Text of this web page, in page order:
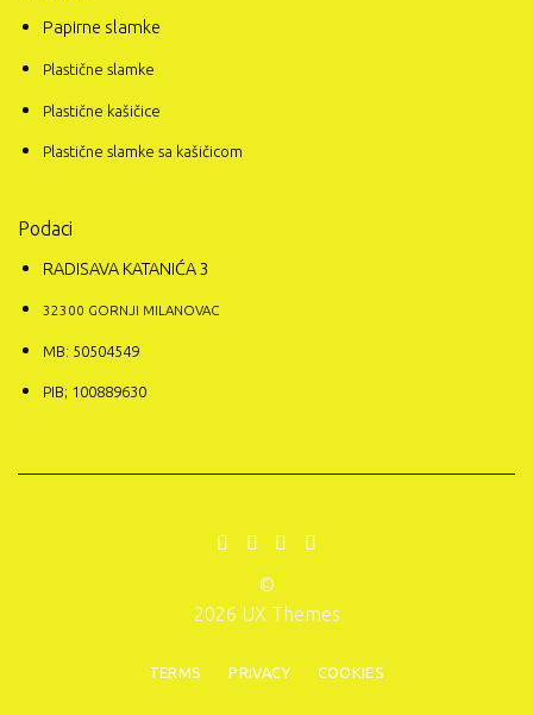
Papirne slamke
Plastične slamke
Plastične kašičice
Plastične slamke sa kašičicom
Podaci
RADISAVA KATANIĆA 3
32300 GORNJI MILANOVAC
MB: 50504549
PIB; 100889630
©
2026 UX Themes
TERMS PRIVACY COOKIES